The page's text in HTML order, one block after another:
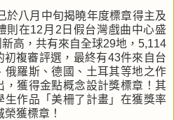
於八月中旬揭曉年度標章得主及
則在12月2日假台灣戲曲中心盛
高，共有來自全球29地，5,114
複審評選，最終有43件來自台
俄羅斯、德國、土耳其等地之作
，獲得金點概念設計獎標章！其
生作品「美柵了計畫」在獲獎率
獲標章！